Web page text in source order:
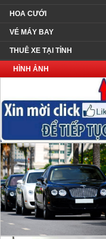
HOA CƯỚI
VÉ MÁY BAY
THUÊ XE TẠI TỈNH
HÌNH ẢNH